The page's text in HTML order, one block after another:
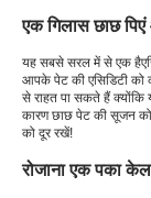
एक गिलास छाछ
यह सबसे सरल में से एक है
आपके पेट की एसिडिटी
से राहत पा सकते हैं क्योंकि
कारण छाछ पेट की सूजन
को दूर रखें!
रोजाना एक पका